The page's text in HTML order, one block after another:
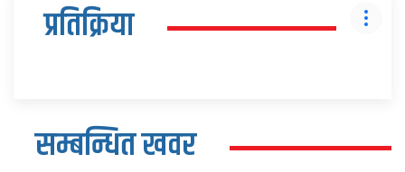
प्रतिक्रिया
सम्बन्धित खवर